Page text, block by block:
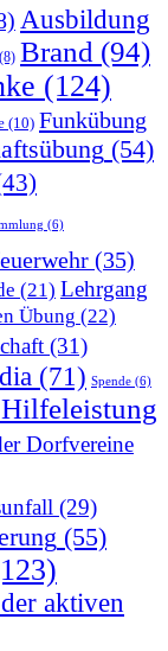
Ausbildung
(8) Brand (94)
(124)
(10) Funkübung
(54)
(6)
(35)
(21) Lehrgang
Übung (22)
(31)
(71) Spende (6)
Dorfvereine
(29)
(55)
aktiven